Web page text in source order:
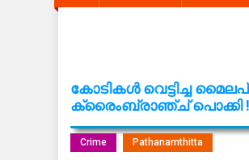
കോടികൾ വെട്ടിച്ച
ക്രൈംബ്രാഞ്ച് പൊക്കി
Crime Pathanamthitta